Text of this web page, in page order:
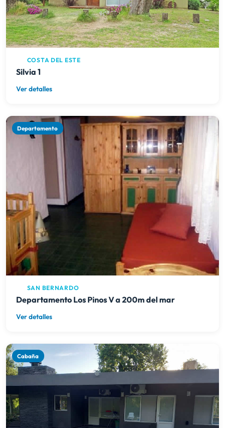
COSTA DEL ESTE
Silvia 1
Ver detalles
Departamento
SAN BERNARDO
Departamento Los Pinos V a 200m del mar
Ver detalles
Cabaña